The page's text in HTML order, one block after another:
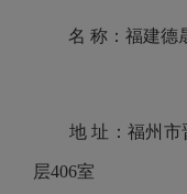
名 称：福
地 址：福州市晋
层